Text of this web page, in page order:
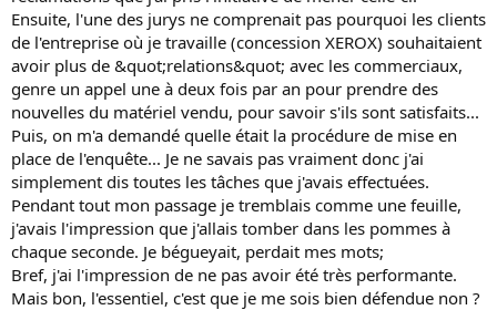
Ensuite, l'une des jurys ne comprenait pas pourquoi les clients
de l'entreprise où je travaille (concession XEROX) souhaitaient
avoir plus de &quot;relations&quot; avec les commerciaux,
genre un appel une à deux fois par an pour prendre des
nouvelles du matériel vendu, pour savoir s'ils sont satisfaits...
Puis, on m'a demandé quelle était la procédure de mise en
place de l'enquête... Je ne savais pas vraiment donc j'ai
simplement dis toutes les tâches que j'avais effectuées.
Pendant tout mon passage je tremblais comme une feuille,
j'avais l'impression que j'allais tomber dans les pommes à
chaque seconde. Je bégueyait, perdait mes mots;
Bref, j'ai l'impression de ne pas avoir été très performante.
Mais bon, l'essentiel, c'est que je me sois bien défendue non ?